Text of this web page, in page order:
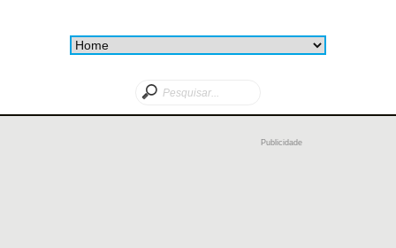
Publicidade